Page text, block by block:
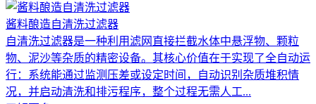
酱料酿造自清洗过滤器
自清洗过滤器是一种利用滤网直接拦截水体中悬浮物、颗粒
物、泥沙等杂质的精密设备。其核心价值在于实现了全自动运
行：系统能通过监测压差或设定时间，自动识别杂质堆积情
况，并启动清洗和排污程序，整个过程无需人工...